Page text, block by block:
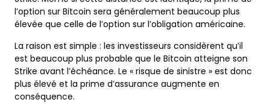
l’option sur Bitcoin sera généralement beaucoup plus
élevée que celle de l’option sur l’obligation américaine.
La raison est simple : les investisseurs considèrent qu’il
est beaucoup plus probable que le Bitcoin atteigne son
Strike avant l’échéance. Le « risque de sinistre » est donc
plus élevé et la prime d’assurance augmente en
conséquence.